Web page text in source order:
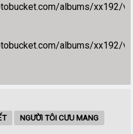
albums/xx192/
albums/xx192/
NGƯỜI TÔI CƯU MANG